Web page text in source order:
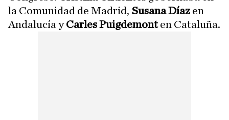
la Comunidad de Madrid, Susana Díazen
Andalucía yCarles Puigdemonten Cataluña.